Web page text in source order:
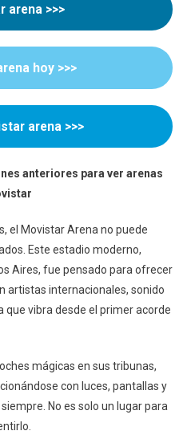
arena >>>
hoy >>>
arena >>>
anteriores para ver arenas
el Movistar Arena no puede
Este estadio moderno,
Aires, fue pensado para ofrecer
artistas internacionales, sonido
vibra desde el primer acorde
mágicas en sus tribunas,
con luces, pantallas y
No es solo un lugar para